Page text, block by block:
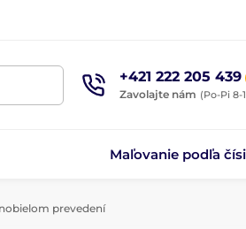
+421 222 205 439
Zavolajte nám (Po-Pi 8-
Maľovanie podľa
prevedení